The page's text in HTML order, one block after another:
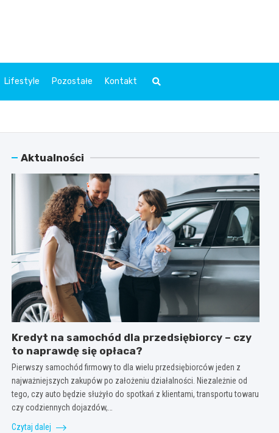
Lifestyle Pozostałe Kontakt
Aktualności
Kredyt na samochód dla przedsiębiorcy – czy
to naprawdę się opłaca?
Pierwszy samochód firmowy to dla wielu przedsiębiorców jeden z
najważniejszych zakupów po założeniu działalności. Niezależnie od
tego, czy auto będzie służyło do spotkań z klientami, transportu towaru
czy codziennych dojazdów,…
Czytaj dalej